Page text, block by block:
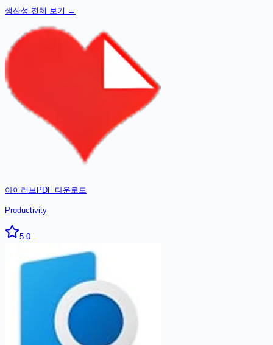
생산성 전체 보기 →
아이러브PDF 다운로드
Productivity
5.0